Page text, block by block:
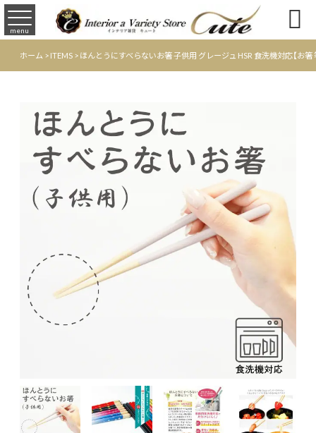
menu 
ホーム >ITEMS >ほんとうにすべらないお箸 子供用 グレージュ HSR 食洗機対応【お